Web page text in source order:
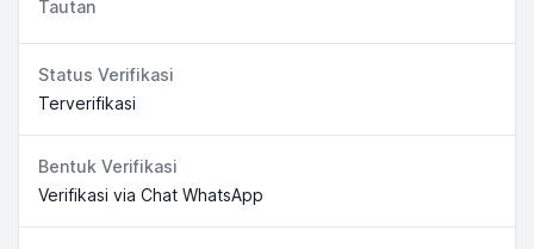
Tautan
Status Verifikasi
Terverifikasi
Bentuk Verifikasi
Verifikasi via Chat WhatsApp